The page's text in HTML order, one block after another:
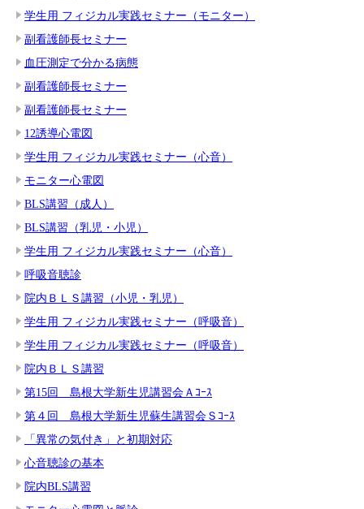
学生用 フィジカル実践セミナー（モニター）
副看護師長セミナー
血圧測定で分かる病態
副看護師長セミナー
副看護師長セミナー
12誘導心電図
学生用 フィジカル実践セミナー（心音）
モニター心電図
BLS講習（成人）
BLS講習（乳児・小児）
学生用 フィジカル実践セミナー（心音）
呼吸音聴診
院内ＢＬＳ講習（小児・乳児）
学生用 フィジカル実践セミナー（呼吸音）
学生用 フィジカル実践セミナー（呼吸音）
院内ＢＬＳ講習
第15回 島根大学新生児講習会Ａｺｰｽ
第４回 島根大学新生児蘇生講習会Ｓｺｰｽ
「異常の気付き」と初期対応
心音聴診の基本
院内BLS講習